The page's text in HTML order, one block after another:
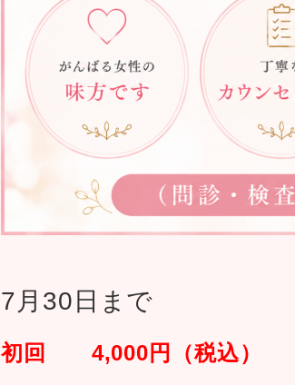
7月30日まで
初回 4,000円（税込）